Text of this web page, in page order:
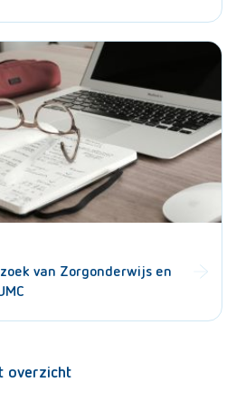
van Zorgonderwijs en
overzicht